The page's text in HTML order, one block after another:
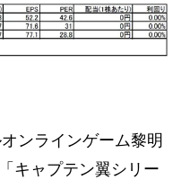
ンラインゲーム黎明
キャプテン翼シリー